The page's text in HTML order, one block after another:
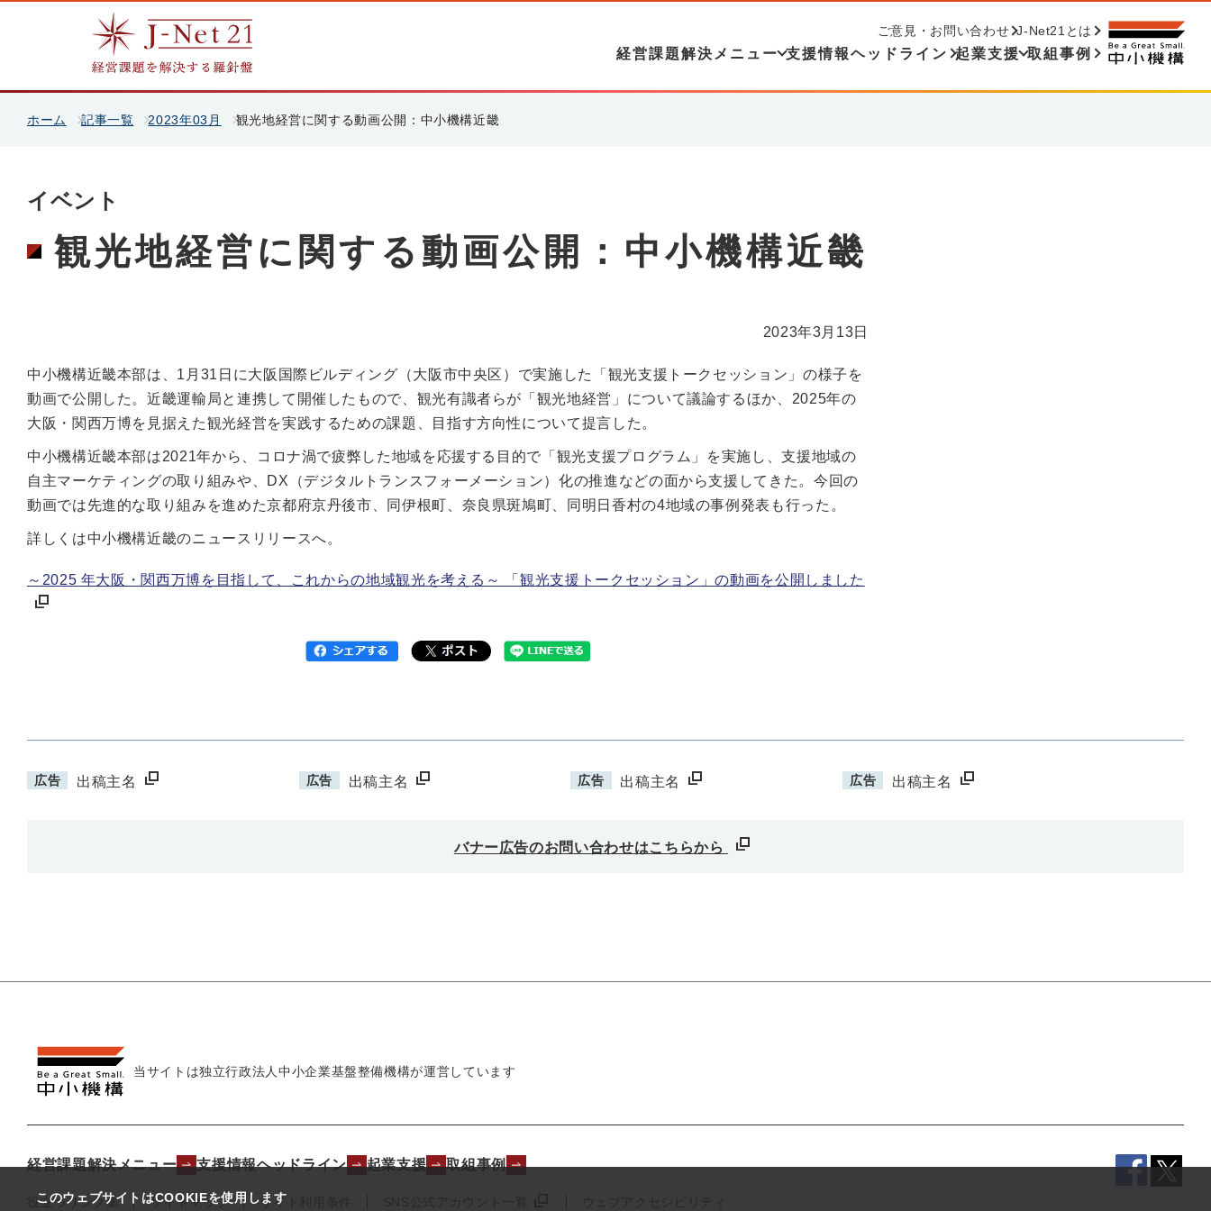
このウェブサイトはCOOKIEを使用します
経営課題解決メニュー 支援情報ヘッドライン 起業支援 取組事例
ご意見・お問い合わせ J-Net21とは
ホーム 記事一覧 2023年03月 観光地経営に関する動画公開：中小機構近畿
イベント
観光地経営に関する動画公開：中小機構近畿
2023年3月13日
中小機構近畿本部は、1月31日に大阪国際ビルディング（大阪市中央区）で実施した「観光支援トークセッション」の様子を
動画で公開した。近畿運輸局と連携して開催したもので、観光有識者らが「観光地経営」について議論するほか、2025年の
大阪・関西万博を見据えた観光経営を実践するための課題、目指す方向性について提言した。
中小機構近畿本部は2021年から、コロナ渦で疲弊した地域を応援する目的で「観光支援プログラム」を実施し、支援地域の
自主マーケティングの取り組みや、DX（デジタルトランスフォーメーション）化の推進などの面から支援してきた。今回の
動画では先進的な取り組みを進めた京都府京丹後市、同伊根町、奈良県斑鳩町、同明日香村の4地域の事例発表も行った。
詳しくは中小機構近畿のニュースリリースへ。
～2025 年大阪・関西万博を目指して、これからの地域観光を考える～ 「観光支援トークセッション」の動画を公開しました
広告 出稿主名 広告 出稿主名 広告 出稿主名 広告 出稿主名
バナー広告のお問い合わせはこちらから
当サイトは独立行政法人中小企業基盤整備機構が運営しています
経営課題解決メニュー 支援情報ヘッドライン 起業支援 取組事例
役立つリンク集 サイトマップ サイト利用条件